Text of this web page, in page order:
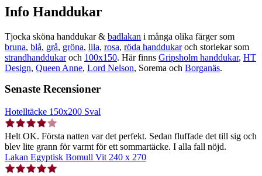
Info Handdukar
Tjocka sköna handdukar & badlakan i många olika färger som
bruna, blå, grå, gröna, lila, rosa, röda handdukaroch storlekar som
strandhanddukaroch 100x150. Här finns Gripsholm handdukar, HT
Design, Queen Anne, Lord Nelson, Sorema och Borganäs.
Senaste Recensioner
Hotelltäcke 150x200 Sval
Helt OK. Första natten var det perfekt. Sedan fluffade det till sig och
blev lite grann för varmt för ett sommartäcke. I alla fall nöjd.
Lakan Egyptisk Bomull Vit 240 x 270